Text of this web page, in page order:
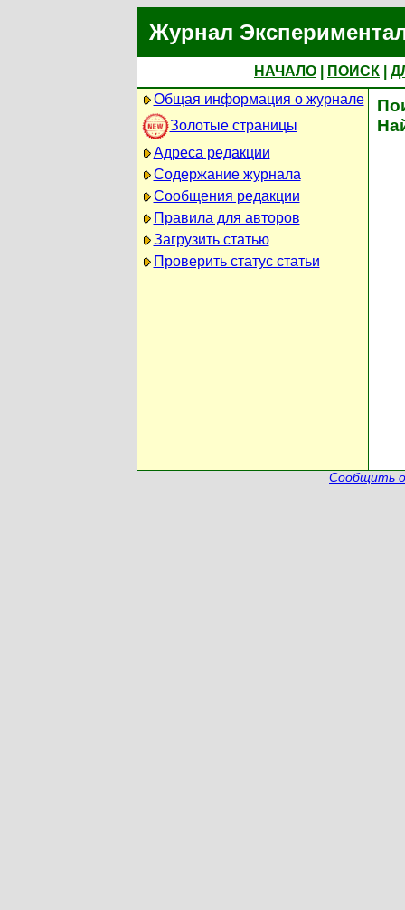
Журнал
НАЧАЛО ПОИСК
Общая информация о журнале
Золотые страницы
Адреса редакции
Содержание журнала
Сообщения редакции
Правила для авторов
Загрузить статью
Проверить статус статьи
Сообщить о